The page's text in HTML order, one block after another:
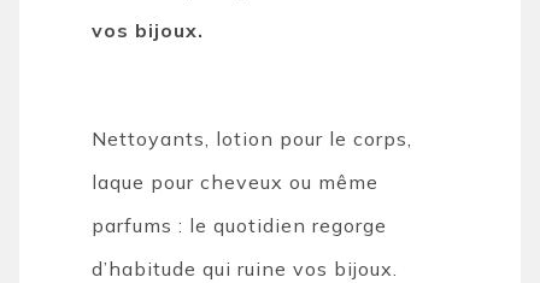
vos bijoux.
Nettoyants, lotion pour le corps,
laque pour cheveux ou même
parfums : le quotidien regorge
d’habitude qui ruine vos bijoux.